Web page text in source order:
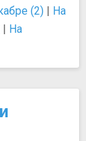
(2) | На
| На